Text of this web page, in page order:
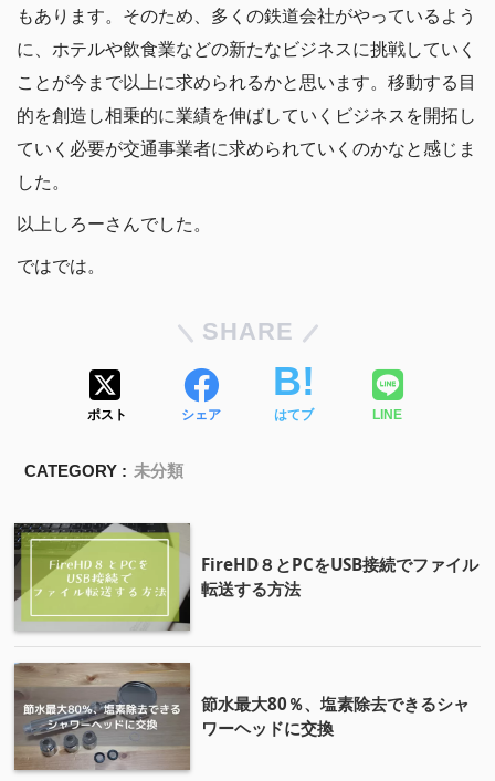
もあります。そのため、多くの鉄道会社がやっているよう
に、ホテルや飲食業などの新たなビジネスに挑戦していく
ことが今まで以上に求められるかと思います。移動する目
的を創造し相乗的に業績を伸ばしていくビジネスを開拓し
ていく必要が交通事業者に求められていくのかなと感じま
した。
以上しろーさんでした。
ではでは。
SHARE
ポスト シェア はてブ LINE
CATEGORY : 未分類
FireHD８とPCをUSB接続でファイル
転送する方法
節水最大80％、塩素除去できるシャ
ワーヘッドに交換